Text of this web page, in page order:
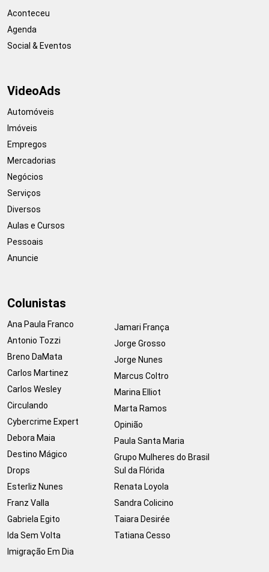
Aconteceu
Agenda
Social & Eventos
VideoAds
Automóveis
Imóveis
Empregos
Mercadorias
Negócios
Serviços
Diversos
Aulas e Cursos
Pessoais
Anuncie
Colunistas
Ana Paula Franco
Antonio Tozzi
Breno DaMata
Carlos Martinez
Carlos Wesley
Circulando
Cybercrime Expert
Debora Maia
Destino Mágico
Drops
Esterliz Nunes
Franz Valla
Gabriela Egito
Ida Sem Volta
Imigração Em Dia
Jamari França
Jorge Grosso
Jorge Nunes
Marcus Coltro
Marina Elliot
Marta Ramos
Opinião
Paula Santa Maria
Grupo Mulheres do Brasil
Sul da Flórida
Renata Loyola
Sandra Colicino
Taiara Desirée
Tatiana Cesso